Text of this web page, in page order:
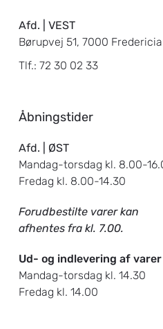
betegnelsen:
byggepladsrammer og
Mål
2 rk. pigtråd lige op på
Lignende
Trådhegn type 123 er
betegnelsen:
fletvævshegn,
midlertidigt hegn.
Afd. | VEST
Børupvej 51, 7000 Fredericia
Tlf.: 72 30 02 33
Åbningstider
Afd. | ØST
Mandag-torsdag kl. 8.00-
Fredag kl. 8.00-14.30
Forudbestilte varer kan
afhentes fra kl. 7.00.
Ud- og indlevering af
Mandag-torsdag kl. 14.30
Fredag kl. 14.00